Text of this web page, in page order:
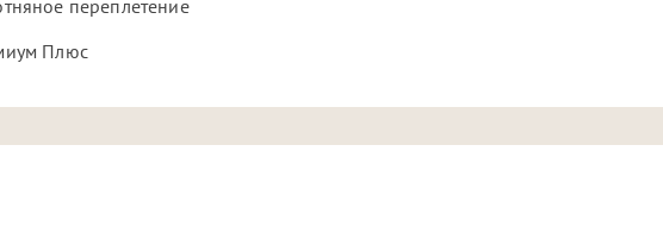
переплетение
Плюс